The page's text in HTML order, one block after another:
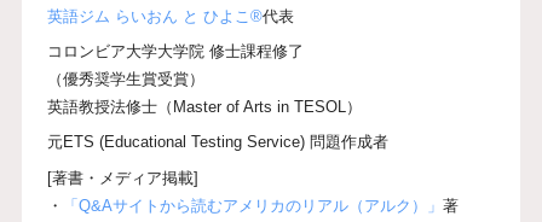
英語ジム らいおん と ひよこ®代表
コロンビア大学大学院 修士課程修了
（優秀奨学生賞受賞）
英語教授法修士（Master of Arts in TESOL）
元ETS (Educational Testing Service) 問題作成者
[著書・メディア掲載]
・
「Q&Aサイトから読むアメリカのリアル（アルク）」著